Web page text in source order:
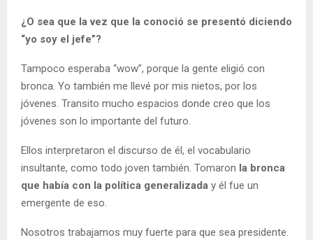
¿O sea que la vez que la conoció se presentó diciendo
“yo soy el jefe”?
Tampoco esperaba “wow”, porque la gente eligió con
bronca. Yo también me llevé por mis nietos, por los
jóvenes. Transito mucho espacios donde creo que los
jóvenes son lo importante del futuro.
Ellos interpretaron el discurso de él, el vocabulario
insultante, como todo joven también. Tomaron la bronca
que había con la política generalizada y él fue un
emergente de eso.
Nosotros trabajamos muy fuerte para que sea presidente.